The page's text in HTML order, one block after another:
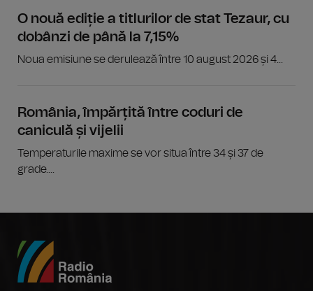
O nouă ediție a titlurilor de stat Tezaur, cu
dobânzi de până la 7,15%
Noua emisiune se derulează între 10 august 2026 și 4...
România, împărțită între coduri de
caniculă și vijelii
Temperaturile maxime se vor situa între 34 și 37 de
grade....